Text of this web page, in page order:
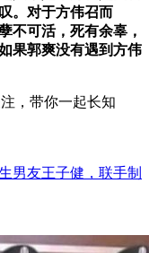
。对于方伟召而
不可活，死有余辜，
果郭爽没有遇到方伟
，带你一起长知
男友王子健，联手制